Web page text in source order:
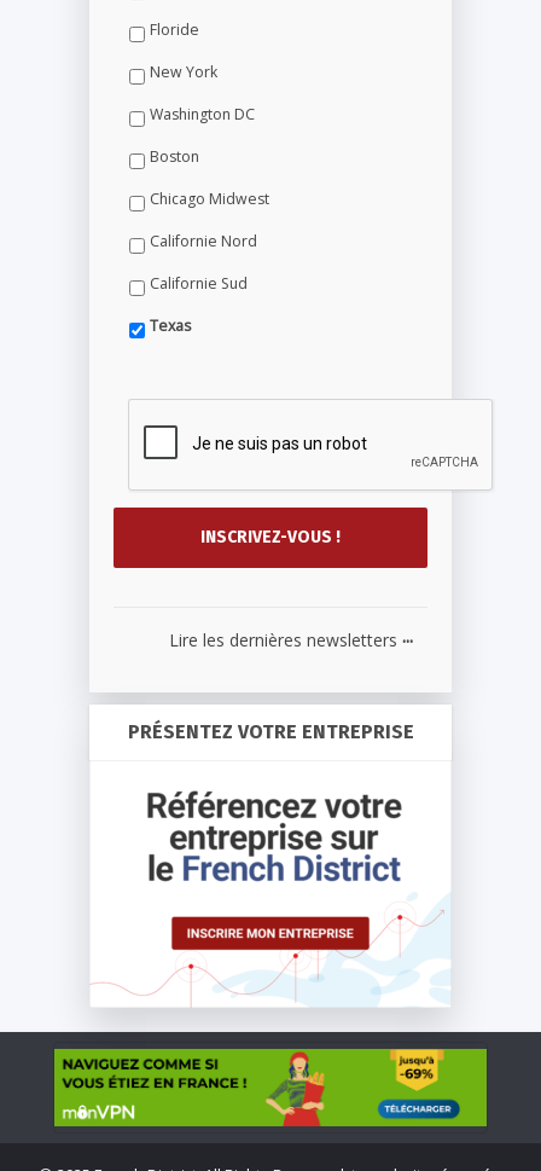
Floride
New York
Washington DC
Boston
Chicago Midwest
Californie Nord
Californie Sud
Texas
Lire les dernières newsletters ...
PRÉSENTEZ VOTRE ENTREPRISE